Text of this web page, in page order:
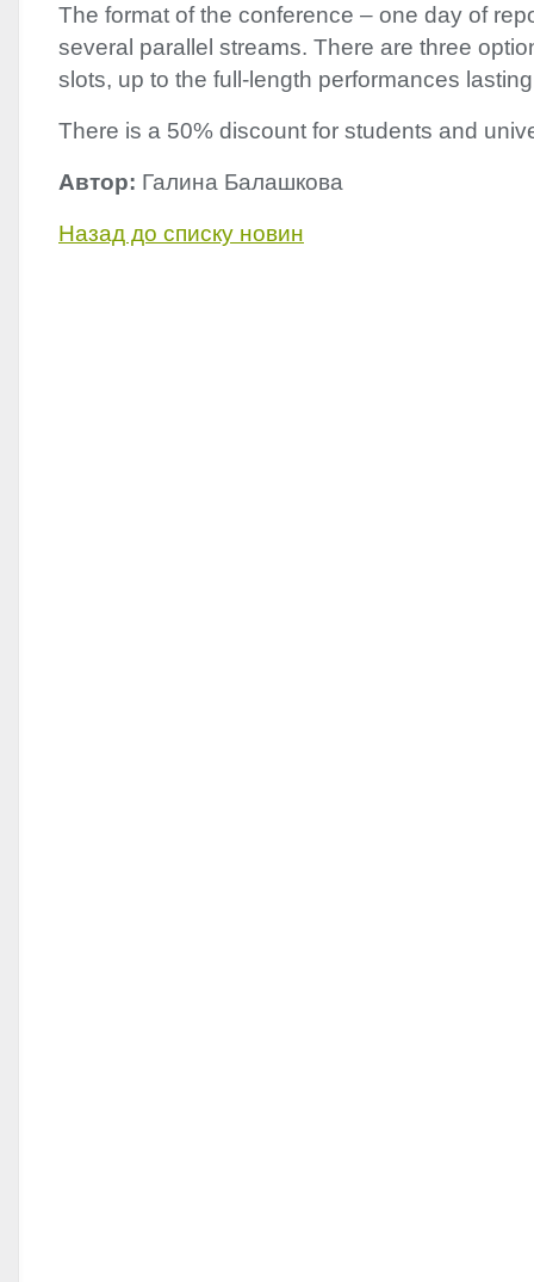
The format of the conference – one day of
several parallel streams. There are three
slots, up to the full-length performances
There is a 50% discount for students and
Автор: Галина Балашкова
Назад до списку новин